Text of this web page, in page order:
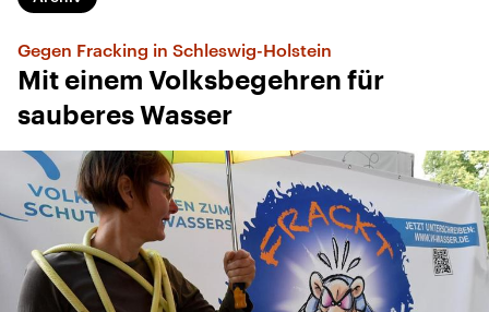
Gegen Fracking in Schleswig-Holstein
Mit einem Volksbegehren für
sauberes Wasser